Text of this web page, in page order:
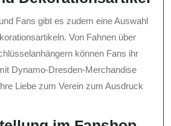
Fans gibt es zudem eine Auswahl
Von Fahnen über
können Fans ihr
Dynamo-Dresden-Merchandise
Liebe zum Verein zum Ausdruck